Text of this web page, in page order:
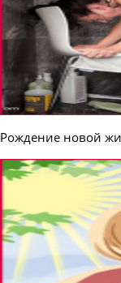
Рождение новой